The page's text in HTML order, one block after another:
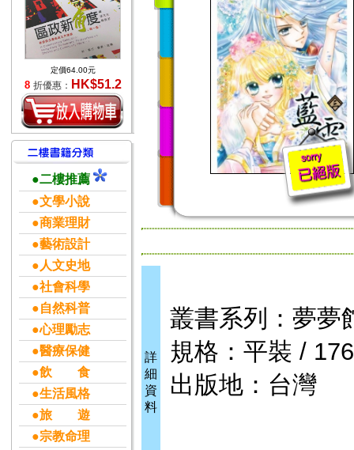
定價64.00元
8 折優惠： HK$51.2
●二樓推薦
●文學小說
●商業理財
●藝術設計
●人文史地
●社會科學
●自然科普
●心理勵志
●醫療保健
●飲 食
●生活風格
●旅 遊
●宗教命理
詳
細
資
料
叢書系列：夢夢
規格：平裝 /
出版地：台灣